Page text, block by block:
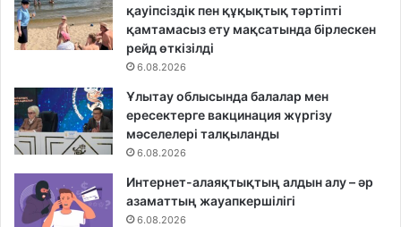
қауіпсіздік пен құқықтық тәртіпті
қамтамасыз ету мақсатында бірлескен
рейд өткізілді
6.08.2026
Ұлытау облысында балалар мен
ересектерге вакцинация жүргізу
мәселелері талқыланды
6.08.2026
Интернет-алаяқтықтың алдын алу – әр
азаматтың жауапкершілігі
6.08.2026